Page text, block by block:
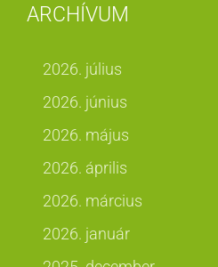
ARCHÍVUM
2026. július
2026. június
2026. május
2026. április
2026. március
2026. január